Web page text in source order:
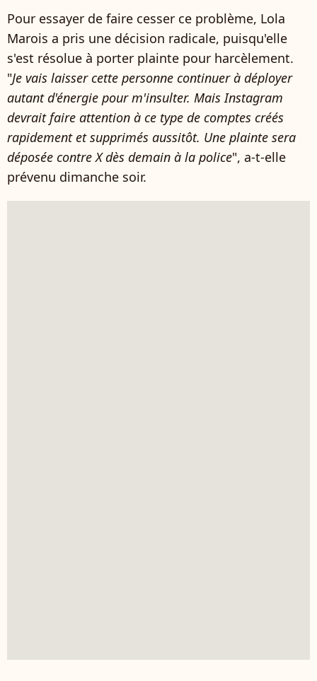
Pour essayer de faire cesser ce problème, Lola
Marois a pris une décision radicale, puisqu'elle
s'est résolue à porter plainte pour harcèlement.
"Je vais laisser cette personne continuer à déployer
autant d'énergie pour m'insulter. Mais Instagram
devrait faire attention à ce type de comptes créés
rapidement et supprimés aussitôt. Une plainte sera
déposée contre X dès demain à la police", a-t-elle
prévenu dimanche soir.